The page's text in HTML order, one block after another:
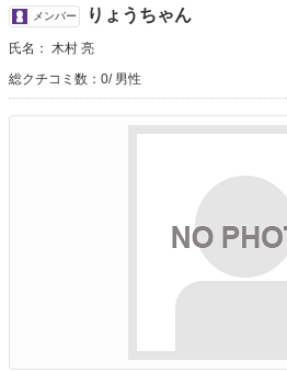
v
i
g
t
i
メンバー りょうちゃん
氏名： 木村 亮
総クチコミ数：0 男性